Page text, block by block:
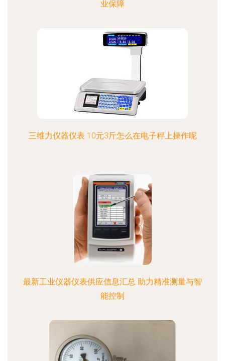
业保障
三维力仪器仪表 10元3斤怎么在电子秤上操作呢
最新工业仪器仪表供应信息汇总 助力精准测量与智
能控制